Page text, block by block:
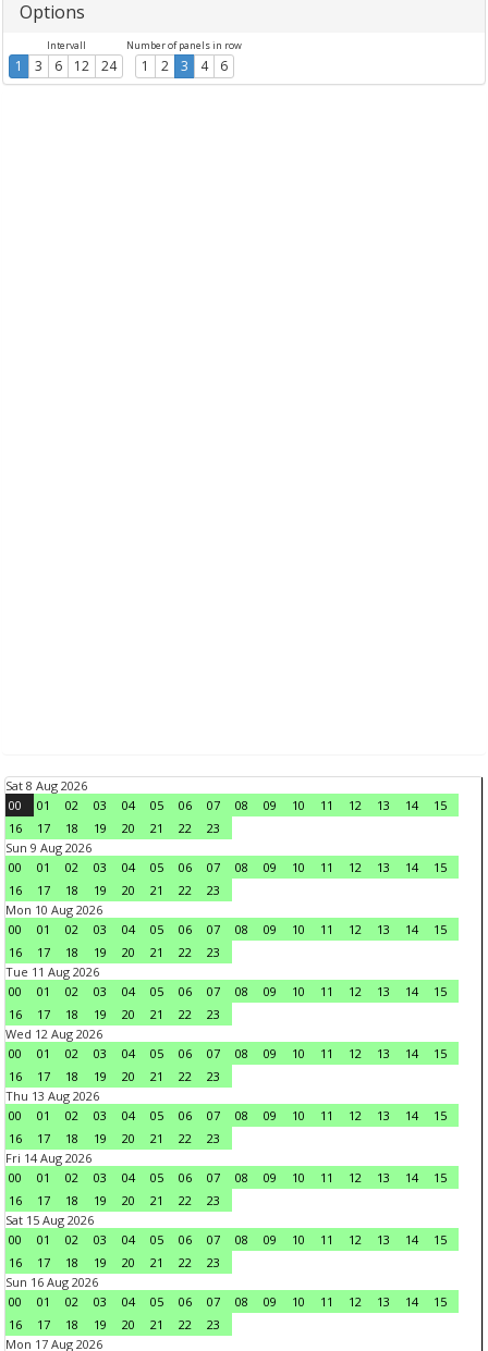
Options
Intervall
1 3 6 12 24
Number of panels in row
1 2 3 4 6
Sat 8 Aug 2026
00
01 02 03 04 05 06 07 08 09 10 11 12 13 14
15
16
17 18 19 20 21 22
23
Sun 9 Aug 2026
00
01 02 03 04 05 06 07 08 09 10 11 12 13 14
15
16
17 18 19 20 21 22
23
Mon 10 Aug 2026
00
01 02 03 04 05 06 07 08 09 10 11 12 13 14
15
16
17 18 19 20 21 22
23
Tue 11 Aug 2026
00
01 02 03 04 05 06 07 08 09 10 11 12 13 14
15
16
17 18 19 20 21 22
23
Wed 12 Aug 2026
00
01 02 03 04 05 06 07 08 09 10 11 12 13 14
15
16
17 18 19 20 21 22
23
Thu 13 Aug 2026
00
01 02 03 04 05 06 07 08 09 10 11 12 13 14
15
16
17 18 19 20 21 22
23
Fri 14 Aug 2026
00
01 02 03 04 05 06 07 08 09 10 11 12 13 14
15
16
17 18 19 20 21 22
23
Sat 15 Aug 2026
00
01 02 03 04 05 06 07 08 09 10 11 12 13 14
15
16
17 18 19 20 21 22
23
Sun 16 Aug 2026
00
01 02 03 04 05 06 07 08 09 10 11 12 13 14
15
16
17 18 19 20 21 22
23
Mon 17 Aug 2026